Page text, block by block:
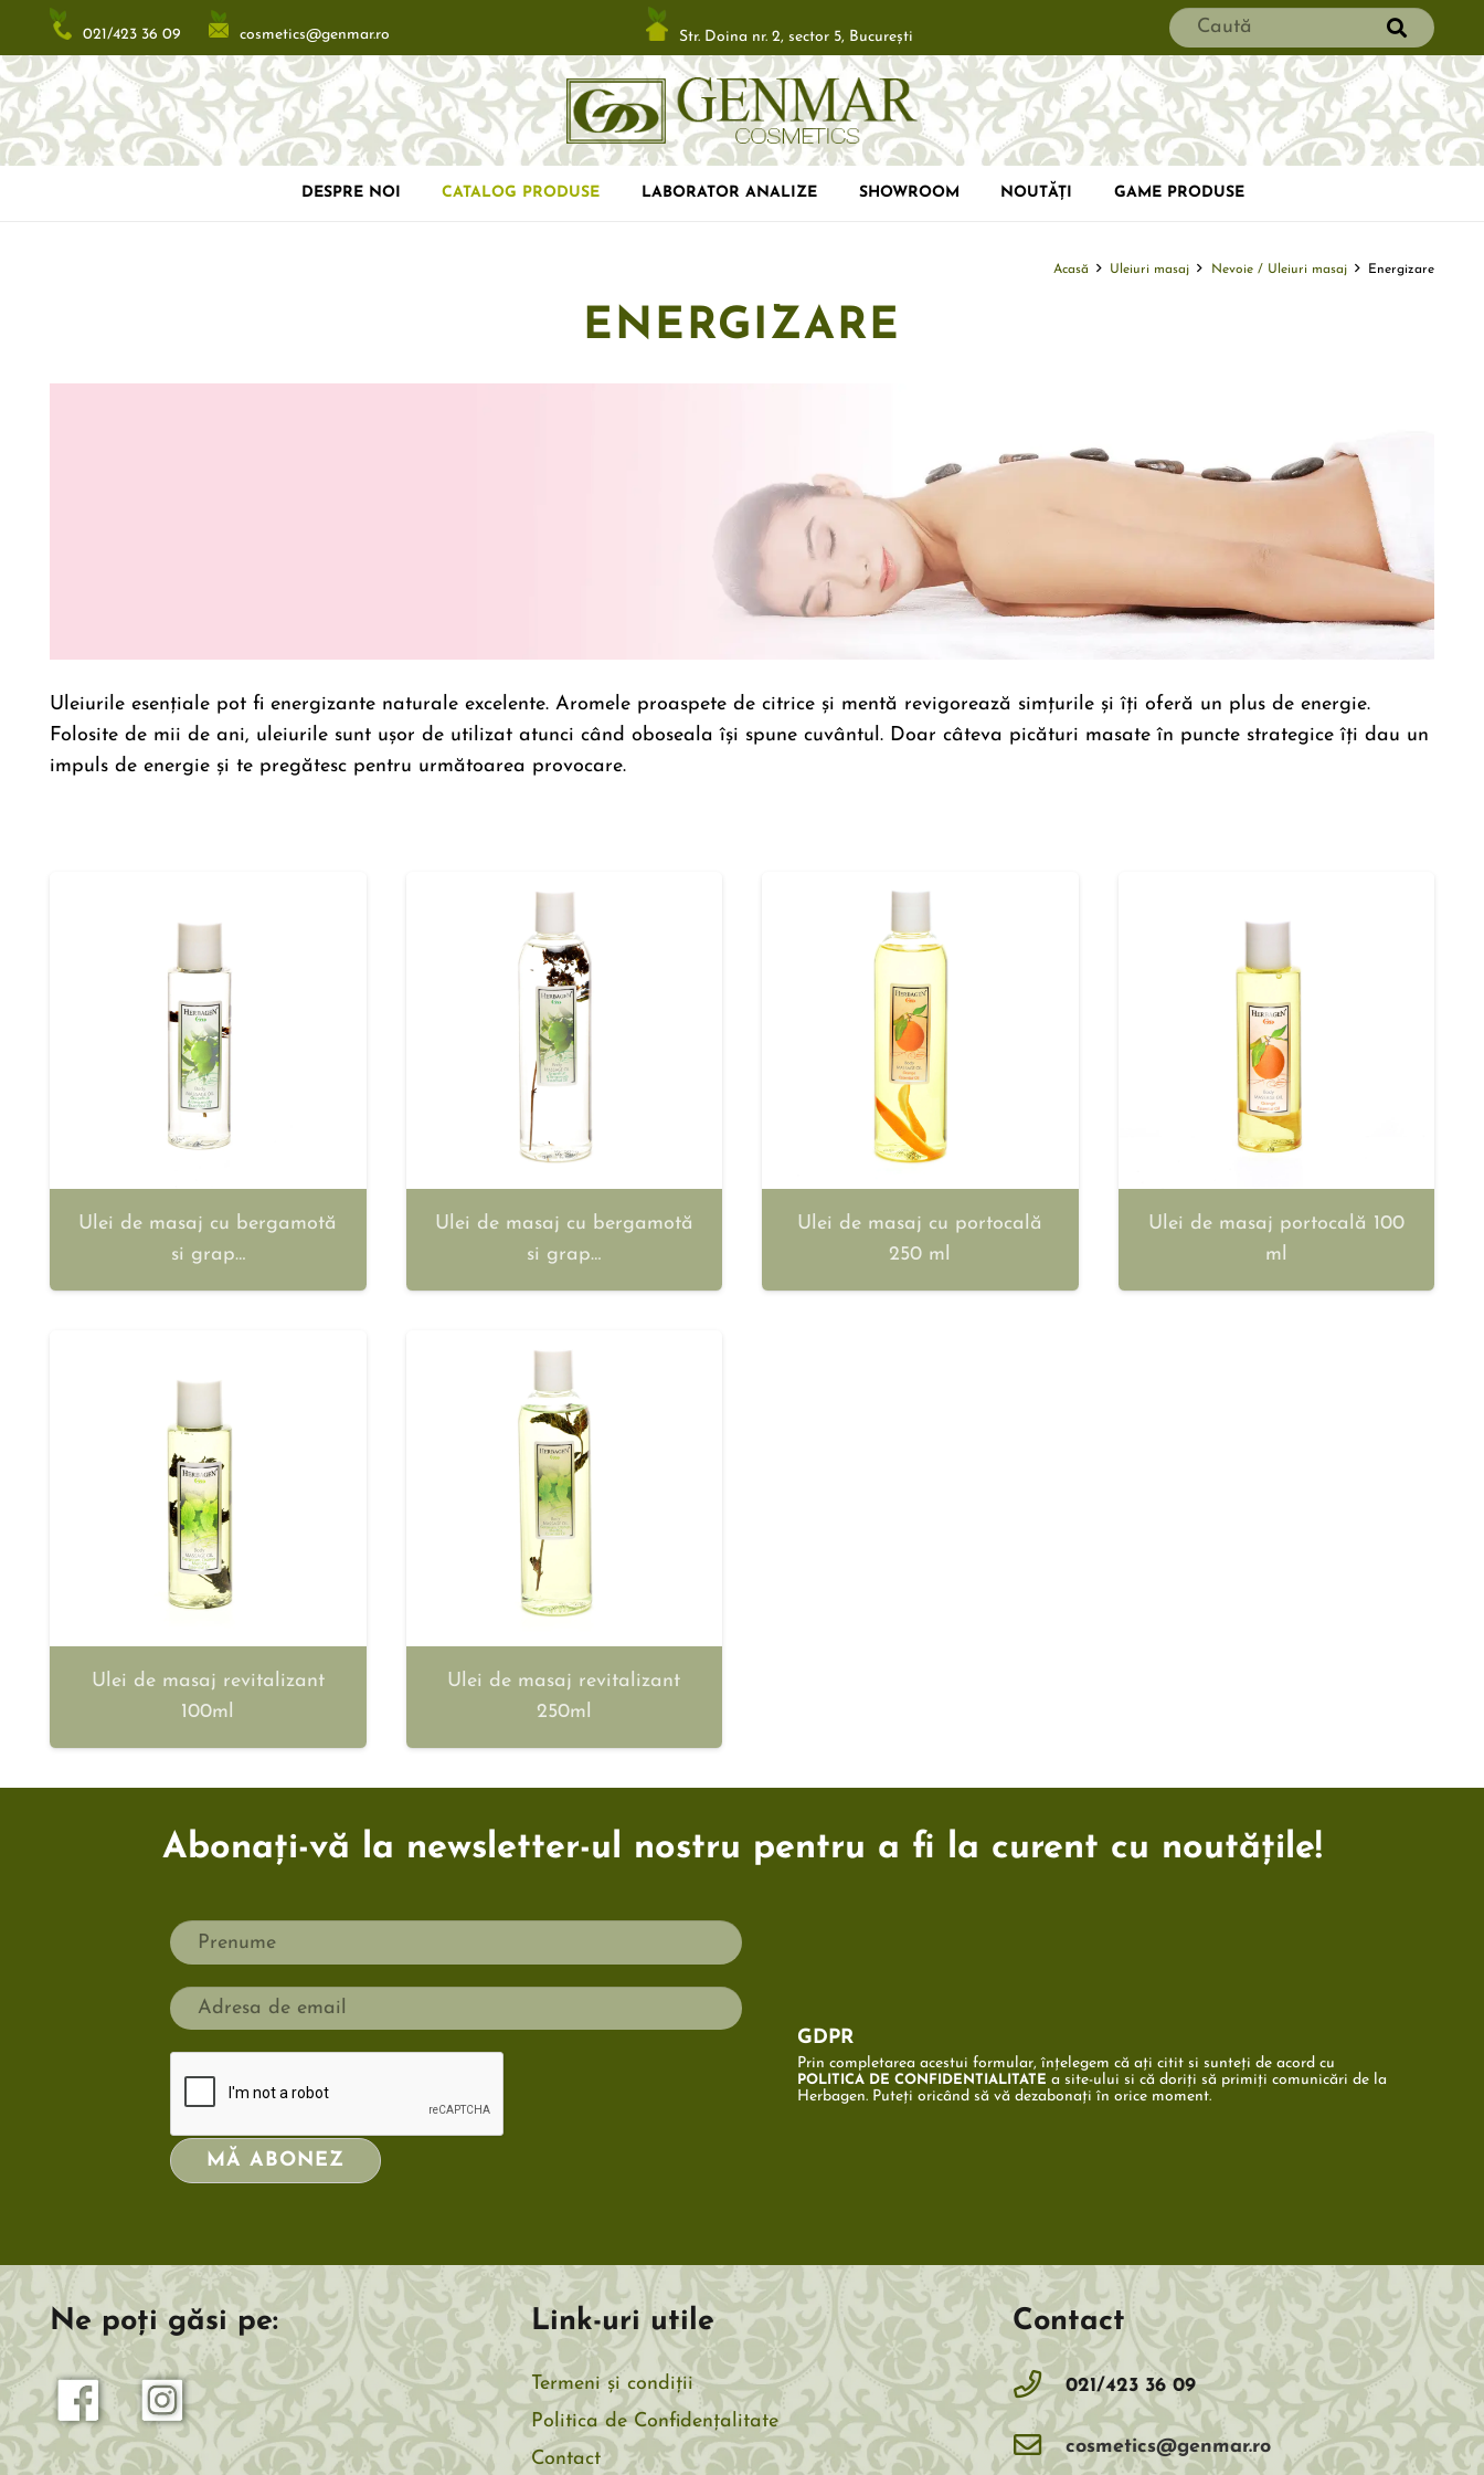
021/423 36 09 cosmetics@genmar.ro Str. Doina nr. 2, sector 5, Bucureşti
DESPRE NOI CATALOG PRODUSE LABORATOR ANALIZE SHOWROOM NOUTĂȚI GAME PRODUSE
Acasă Uleiuri masaj Nevoie / Uleiuri masaj Energizare
ENERGIZARE
Uleiurile esențiale pot fi energizante naturale excelente. Aromele proaspete de citrice și mentă revigorează simțurile și îți oferă un plus de energie.
Folosite de mii de ani, uleiurile sunt ușor de utilizat atunci când oboseala își spune cuvântul. Doar câteva picături masate în puncte strategice îți dau un
impuls de energie și te pregătesc pentru următoarea provocare.
Ulei de masaj cu bergamotă
si grap…
Ulei de masaj cu bergamotă
si grap…
Ulei de masaj cu portocală
250 ml
Ulei de masaj portocală 100
ml
Ulei de masaj revitalizant
100ml
Ulei de masaj revitalizant
250ml
Abonați-vă la newsletter-ul nostru pentru a fi la curent cu noutățile!
GDPR
Prin completarea acestui formular, înțelegem că ați citit si sunteți de acord cu
POLITICA DE CONFIDENTIALITATE a site-ului si că doriți să primiți comunicări de la
Herbagen. Puteți oricând să vă dezabonați în orice moment.
MĂ ABONEZ
Ne poți găsi pe: Link-uri utile
Termeni și condiții
Politica de Confidențalitate
Contact
Contact
021/423 36 09
cosmetics@genmar.ro